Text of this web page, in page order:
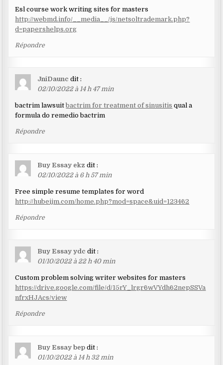
Esl course work writing sites for masters
http://webmd.info/__media__/js/netsoltrademark.php?
d=papershelps.org
Répondre
JniDaunc dit :
02/10/2022 à 14 h 47 min
bactrim lawsuitbactrim for treatment of sinusitis qual a
formula do remedio bactrim
Répondre
Buy Essay ekz dit :
02/10/2022 à 6 h 57 min
Free simple resume templates for word
http://hubeijm.com/home.php?mod=space&uid=123462
Répondre
Buy Essay ydc dit :
01/10/2022 à 22 h 40 min
Custom problem solving writer websites for masters
https://drive.google.com/file/d/15rY_lrgr6wVYdh62nepSSVa
nfrxHJAcs/view
Répondre
Buy Essay bep dit :
01/10/2022 à 14 h 32 min